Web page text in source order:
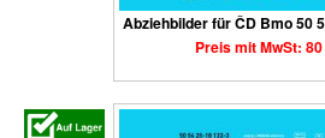
Abziehbilder für ČD Bmo 50
Preis mit MwSt: